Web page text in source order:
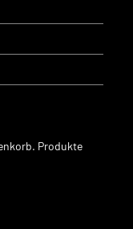
Produkte